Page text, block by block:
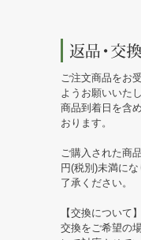
ご注文商品をお
ようお願いいたし
商品到着日を含
おります。
ご購入された商
円(税別)未満に
了承ください。
【交換について】
交換をご希望の